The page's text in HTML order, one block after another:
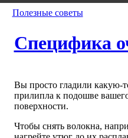
Полезные советы
Специфика
Вы просто гладили какую-
прилипла к подошве
поверхности.
Чтобы снять волокна,